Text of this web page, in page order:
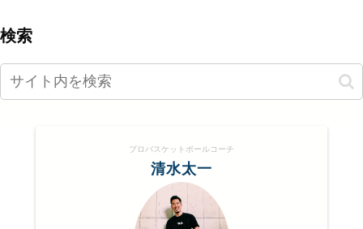
検索
プロバスケットボールコーチ
清水太一